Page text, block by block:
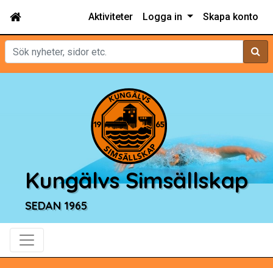
Aktiviteter Logga in Skapa konto
Sök
Kungälvs Simsällskap
SEDAN 1965